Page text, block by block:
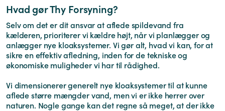
Hvad gør Thy Forsyning?
Selv om det er dit ansvar at aflede spildevand fra
kælderen, prioriterer vi kældre højt, når vi planlægger og
anlægger nye kloaksystemer. Vi gør alt, hvad vi kan, for at
sikre en effektiv afledning, inden for de tekniske og
økonomiske muligheder vi har til rådighed.
Vi dimensionerer generelt nye kloaksystemer til at kunne
aflede større mængder vand, men vi er ikke herrer over
naturen. Nogle gange kan det regne så meget, at der ikke